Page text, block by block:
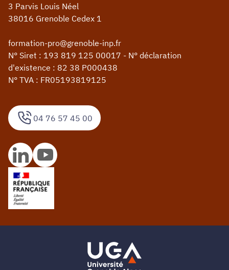
04 76 57 45 00
3 Parvis Louis Néel
38016 Grenoble Cedex 1
formation-pro@grenoble-inp.fr
N° Siret : 193 819 125 00017 - N° déclaration
d'existence : 82 38 P000438
N° TVA : FR05193819125